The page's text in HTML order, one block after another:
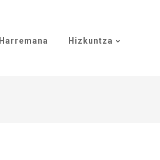
Harremana Hizkuntza